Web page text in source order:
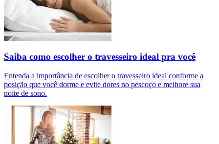
Saiba como escolher o travesseiro ideal pra você
Entenda a importância de escolher o travesseiro ideal conforme a
posição que você dorme e evite dores no pescoço e melhore sua
noite de sono.